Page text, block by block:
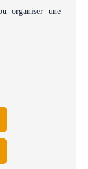
organiser une